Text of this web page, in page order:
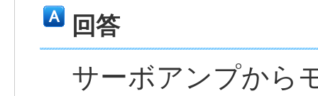
回答
サーボアンプから